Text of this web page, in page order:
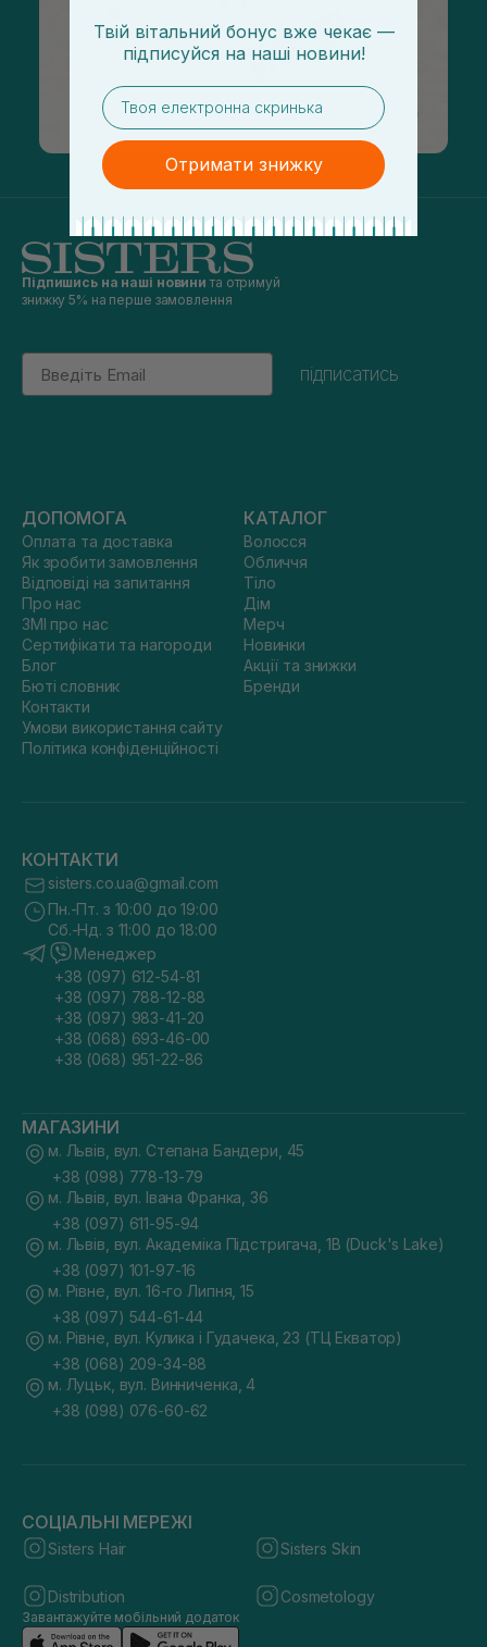
Підпишись на наші новини та отримуй
знижку 5% на перше замовлення
Email
підписатись
ДОПОМОГА
Оплата та доставка
Як зробити замовлення
Відповіді на запитання
Про нас
ЗМІ про нас
Сертифікати та нагороди
Блог
Бюті словник
Контакти
Умови використання сайту
Політика конфіденційності
КАТАЛОГ
Волосся
Обличчя
Тіло
Дім
Мерч
Новинки
Акції та знижки
Бренди
КОНТАКТИ
sisters.co.ua@gmail.com
Пн.-Пт. з 10:00 до 19:00
Сб.-Нд. з 11:00 до 18:00
Менеджер
+38 (097) 612-54-81
+38 (097) 788-12-88
+38 (097) 983-41-20
+38 (068) 693-46-00
+38 (068) 951-22-86
МАГАЗИНИ
м. Львів, вул. Степана Бандери, 45
+38 (098) 778-13-79
м. Львів, вул. Івана Франка, 36
+38 (097) 611-95-94
м. Львів, вул. Академіка Підстригача, 1В (Duck's Lake)
+38 (097) 101-97-16
м. Рівне, вул. 16-го Липня, 15
+38 (097) 544-61-44
м. Рівне, вул. Кулика і Гудачека, 23 (ТЦ Екватор)
+38 (068) 209-34-88
м. Луцьк, вул. Винниченка, 4
+38 (098) 076-60-62
СОЦІАЛЬНІ МЕРЕЖІ
Sisters Hair Sisters Skin
Distribution Cosmetology
Завантажуйте мобільний додаток
Твій вітальний бонус вже чекає —
підписуйся на наші новини!
email
Отримати знижку